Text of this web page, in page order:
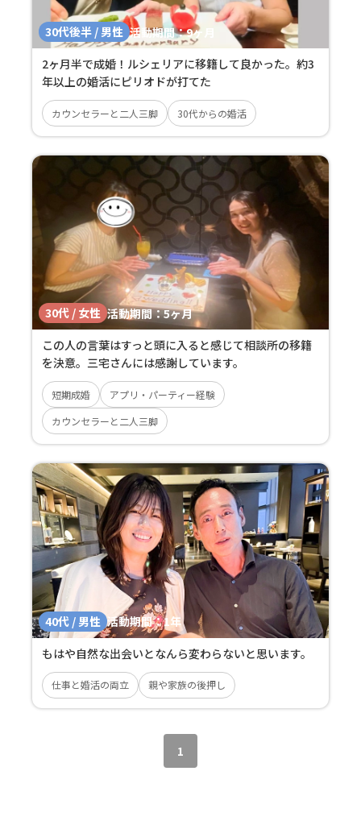
30代後半 / 男性 活動期間：9ヶ月
2ヶ月半で成婚！ルシェリアに移籍して良かった。約3
年以上の婚活にピリオドが打てた
カウンセラーと二人三脚 30代からの婚活
30代 / 女性 活動期間：5ヶ月
この人の言葉はすっと頭に入ると感じて相談所の移籍
を決意。三宅さんには感謝しています。
短期成婚
アプリ・パーティー経験
カウンセラーと二人三脚
40代 / 男性 活動期間：1年
もはや自然な出会いとなんら変わらないと思います。
仕事と婚活の両立 親や家族の後押し
1